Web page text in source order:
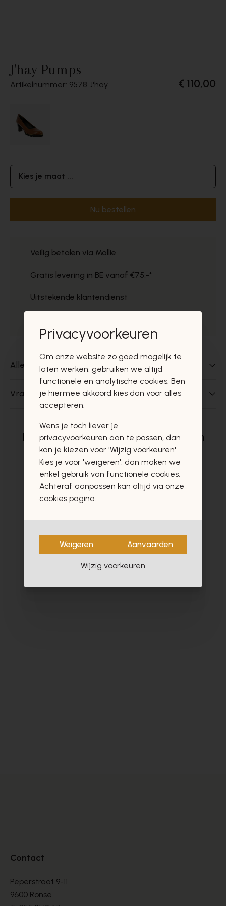
J'hay Pumps
Artikelnummer: 9578 J'hay € 110,00
Kies je maat ...
Nu bestellen
Veilig betalen via Mollie
Gratis levering in BE vanaf €75,-*
Uitstekende klantendienst
Alles over dit product
Vragen over dit product?
Deze producten zullen u zeker en
vast ook interesseren
Contact
Peperstraat 9-11
9600 Ronse
Privacyvoorkeuren
Om onze website zo goed mogelijk te
laten werken, gebruiken we altijd
functionele en analytische cookies. Ben
je hiermee akkoord kies dan voor alles
accepteren.
Wens je toch liever je
privacyvoorkeuren aan te passen, dan
kan je kiezen voor 'Wijzig voorkeuren'.
Kies je voor 'weigeren', dan maken we
enkel gebruik van functionele cookies.
Achteraf aanpassen kan altijd via onze
cookies pagina.
Weigeren Aanvaarden
Wijzig voorkeuren